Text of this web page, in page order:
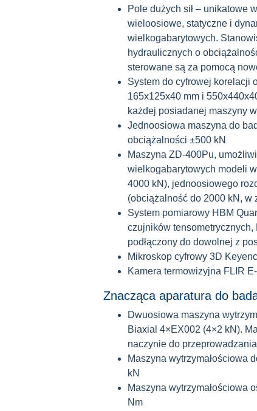
Pole dużych sił – unikatowe
wieloosiowe, statyczne i
wielkogabarytowych.
hydraulicznych o
sterowane są za pomocą
System do cyfrowej korelacji
165x125x40 mm i
każdej posiadanej maszyny
Jednoosiowa maszyna do
obciążalności ±500 kN
Maszyna ZD-400Pu,
wielkogabarytowych modeli
4000 kN), jednoosiowego
(obciążalność do 2000 kN, w
System pomiarowy HBM
czujników tensometrycznych,
podłączony do dowolnej z
Mikroskop cyfrowy 3D
Kamera termowizyjna FLIR
Znacząca aparatura do
Dwuosiowa maszyna
Biaxial 4×EX002 (4×2 kN).
naczynie do
Maszyna wytrzymałościowa
kN
Maszyna wytrzymałościowa
Nm